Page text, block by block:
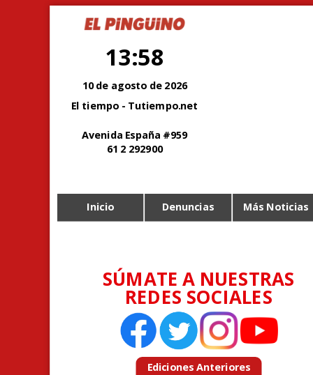
13:58
10 de agosto de 2026
El tiempo - Tutiempo.net
Avenida España #959
61 2 292900
Inicio Denuncias Más Noticias
SÚMATE A NUESTRAS
REDES SOCIALES
Ediciones Anteriores